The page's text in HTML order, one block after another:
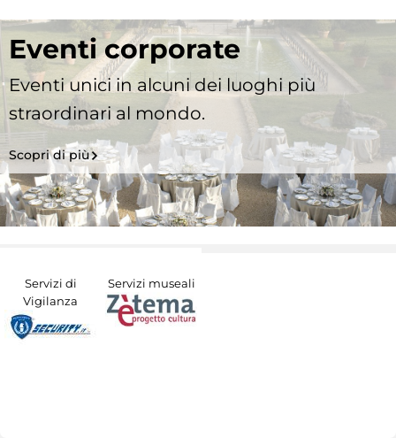
Eventi corporate
Eventi unici in alcuni dei luoghi più
straordinari al mondo.
Scopri di più
Servizi di
Vigilanza
Servizi museali